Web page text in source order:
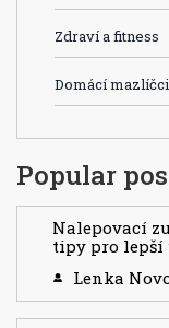
Zdraví a fitness
Domácí mazlíčci
Popular
Nalepovací
tipy pro lepší
Lenka